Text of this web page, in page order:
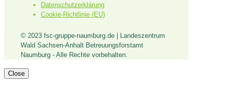
Datenschutzerklärung
Cookie-Richtlinie (EU)
© 2023 fsc-gruppe-naumburg.de | Landeszentrum
Wald Sachsen-Anhalt Betreuungsforstamt
Naumburg - Alle Rechte vorbehalten.
Close